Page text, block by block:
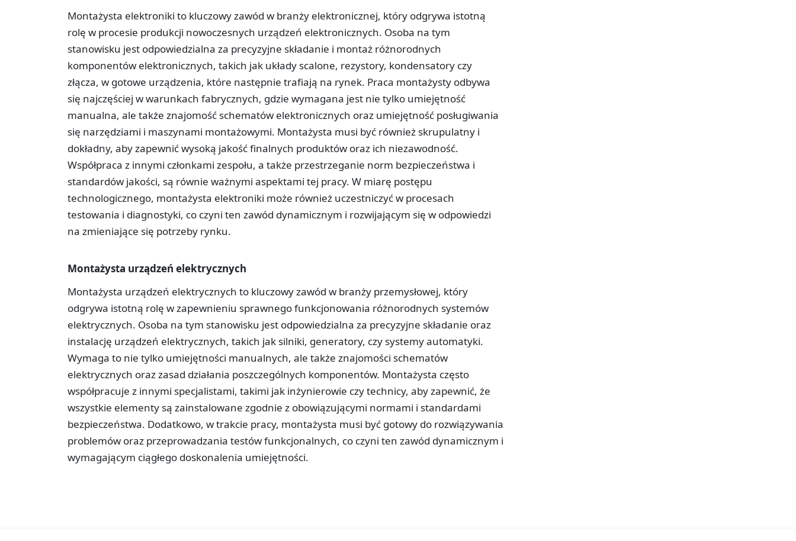
Montażysta elektroniki to kluczowy zawód w branży elektronicznej, który odgrywa istotną
rolę w procesie produkcji nowoczesnych urządzeń elektronicznych. Osoba na tym
stanowisku jest odpowiedzialna za precyzyjne składanie i montaż różnorodnych
komponentów elektronicznych, takich jak układy scalone, rezystory, kondensatory czy
złącza, w gotowe urządzenia, które następnie trafiają na rynek. Praca montażysty odbywa
się najczęściej w warunkach fabrycznych, gdzie wymagana jest nie tylko umiejętność
manualna, ale także znajomość schematów elektronicznych oraz umiejętność posługiwania
się narzędziami i maszynami montażowymi. Montażysta musi być również skrupulatny i
dokładny, aby zapewnić wysoką jakość finalnych produktów oraz ich niezawodność.
Współpraca z innymi członkami zespołu, a także przestrzeganie norm bezpieczeństwa i
standardów jakości, są równie ważnymi aspektami tej pracy. W miarę postępu
technologicznego, montażysta elektroniki może również uczestniczyć w procesach
testowania i diagnostyki, co czyni ten zawód dynamicznym i rozwijającym się w odpowiedzi
na zmieniające się potrzeby rynku.
Montażysta urządzeń elektrycznych
Montażysta urządzeń elektrycznych to kluczowy zawód w branży przemysłowej, który
odgrywa istotną rolę w zapewnieniu sprawnego funkcjonowania różnorodnych systemów
elektrycznych. Osoba na tym stanowisku jest odpowiedzialna za precyzyjne składanie oraz
instalację urządzeń elektrycznych, takich jak silniki, generatory, czy systemy automatyki.
Wymaga to nie tylko umiejętności manualnych, ale także znajomości schematów
elektrycznych oraz zasad działania poszczególnych komponentów. Montażysta często
współpracuje z innymi specjalistami, takimi jak inżynierowie czy technicy, aby zapewnić, że
wszystkie elementy są zainstalowane zgodnie z obowiązującymi normami i standardami
bezpieczeństwa. Dodatkowo, w trakcie pracy, montażysta musi być gotowy do rozwiązywania
problemów oraz przeprowadzania testów funkcjonalnych, co czyni ten zawód dynamicznym i
wymagającym ciągłego doskonalenia umiejętności.